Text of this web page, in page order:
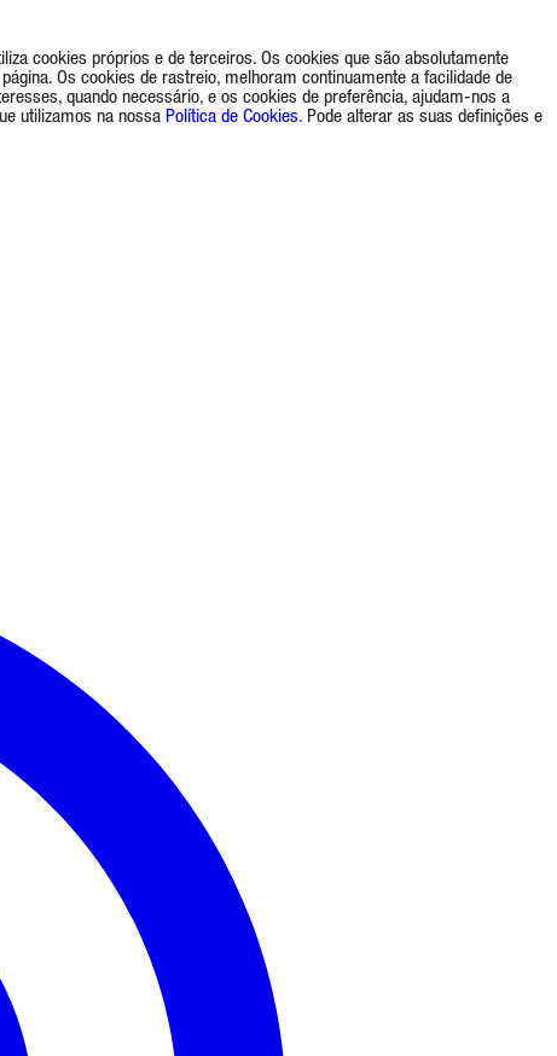
cookies próprios e de terceiros. Os cookies que são absolutamente
Os cookies de rastreio, melhoram continuamente a facilidade de
quando necessário, e os cookies de preferência, ajudam-nos a
utilizamos na nossa Política de Cookies. Pode alterar as suas definições e